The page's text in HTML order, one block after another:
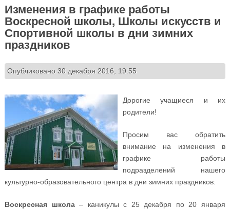
Изменения в графике работы
Воскресной школы, Школы искусств и
Спортивной школы в дни зимних
праздников
Опубликовано 30 декабря 2016, 19:55
Дорогие учащиеся и их
родители!
Просим вас обратить
внимание на изменения в
графике работы
подразделений нашего
культурно-образовательного центра в дни зимних праздников:
Воскресная школа– каникулы с 25 декабря по 20 января